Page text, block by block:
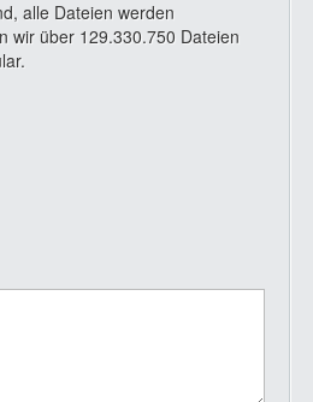
alle Dateien werden
wir über 129.330.750 Dateien